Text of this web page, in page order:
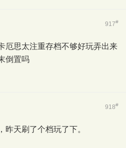
917#
厄思太注重存档不够好玩弄出来
倒置吗
918#
昨天刷了个档玩了下。